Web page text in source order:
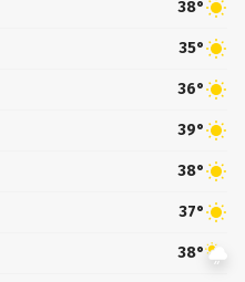
38°
35°
36°
39°
38°
37°
38°